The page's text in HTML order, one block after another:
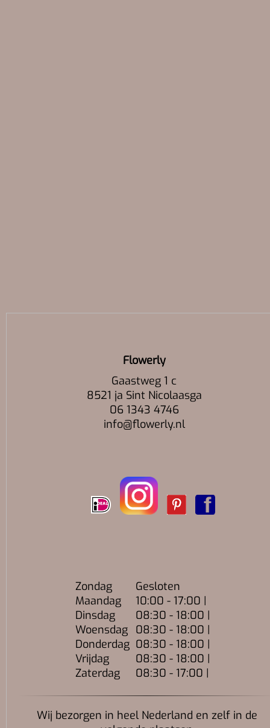
Flowerly
Gaastweg 1 c
8521 ja Sint Nicolaasga
06 1343 4746
info@flowerly.nl
Zondag
Gesloten
Maandag
10:00 - 17:00 |
Dinsdag
08:30 - 18:00 |
Woensdag
08:30 - 18:00 |
Donderdag 08:30 - 18:00 |
Vrijdag
08:30 - 18:00 |
Zaterdag
08:30 - 17:00 |
Wij bezorgen in heel Nederland en zelf in de